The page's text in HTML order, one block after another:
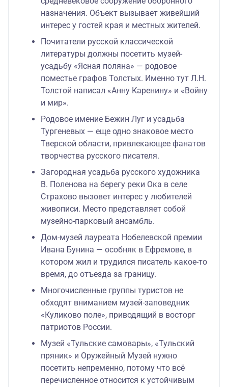
назначения. Объект вызывает живейший
интерес у гостей края и местных жителей.
Почитатели русской классической
литературы должны посетить музей-
усадьбу «Ясная поляна» — родовое
поместье графов Толстых. Именно тут Л.Н.
Толстой написал «Анну Каренину» и «Войну
и мир».
Родовое имение Бежин Луг и усадьба
Тургеневых — еще одно знаковое место
Тверской области, привлекающее фанатов
творчества русского писателя.
Загородная усадьба русского художника
В. Поленова на берегу реки Ока в селе
Страхово вызовет интерес у любителей
живописи. Место представляет собой
музейно-парковый ансамбль.
Дом-музей лауреата Нобелевской премии
Ивана Бунина — особняк в Ефремове, в
котором жил и трудился писатель какое-то
время, до отъезда за границу.
Многочисленные группы туристов не
обходят вниманием музей-заповедник
«Куликово поле», приводящий в восторг
патриотов России.
Музей «Тульские самовары», «Тульский
пряник» и Оружейный Музей нужно
посетить непременно, потому что всё
перечисленное относится к устойчивым